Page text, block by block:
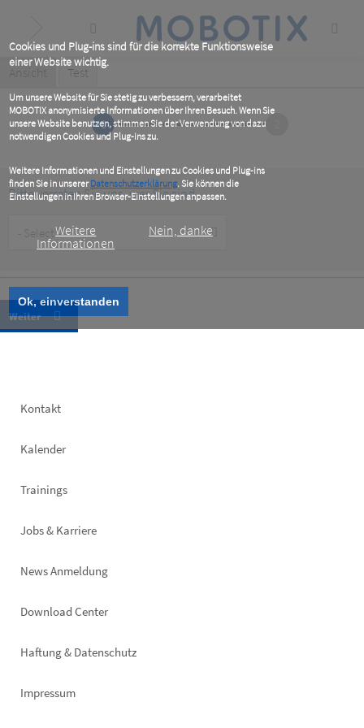
Cookies und Plug-ins sind für die korrekte Funktionsweise
einer Website wichtig.
Um unsere Website für Sie stetig zu verbessern, verarbeitet
MOBOTIX anonymisierte Informationen über Ihren Besuch. Wenn Sie
unsere Website benutzen, stimmen Sie der Verwendung von dazu
notwendigen Cookies und Plug-ins zu.
Weitere Informationen und Einstellungen zu Cookies und Plug-ins
finden Sie in unsererDatenschutzerklärung. Sie können die
Einstellungen in Ihren Browser-Einstellungen anpassen.
Weitere
Informationen
Nein, danke
Ok, einverstanden
content
Primary
tabs
Ansicht (active
Test
1
Bitte verraten Sie uns, wer Sie sind
Type
Footer
Kontakt
Kalender
Trainings
Jobs & Karriere
News Anmeldung
Footer
Download Center
Haftung & Datenschutz
Impressum